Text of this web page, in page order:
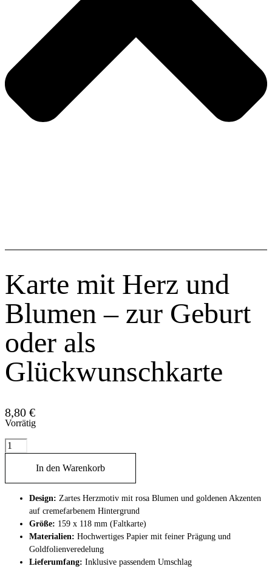
Karte mit Herz und
Blumen – zur Geburt
oder als
Glückwunschkarte
8,80 €
Vorrätig
Karte
mit
Blumen
Geburt
Glückwunschkarte
Menge
In den Warenkorb
Design: Zartes Herzmotiv mit rosa Blumen und goldenen Akzenten
auf cremefarbenem Hintergrund
Größe: 159 x 118 mm (Faltkarte)
Materialien: Hochwertiges Papier mit feiner Prägung und
Goldfolienveredelung
Lieferumfang: Inklusive passendem Umschlag